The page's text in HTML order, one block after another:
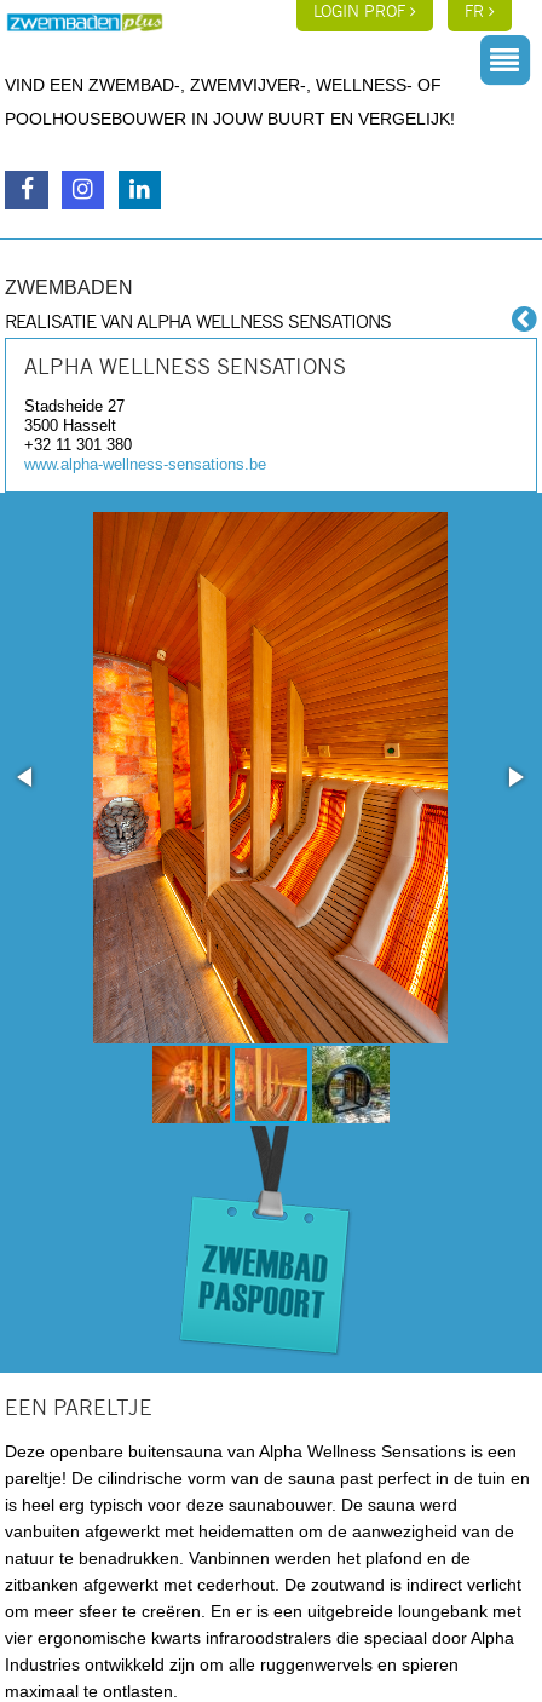
LOGIN PROF FR
VIND EEN ZWEMBAD-, ZWEMVIJVER-, WELLNESS- OF
POOLHOUSEBOUWER IN JOUW BUURT EN VERGELIJK!
ZWEMBADEN
REALISATIE VAN ALPHA WELLNESS SENSATIONS
ALPHA WELLNESS SENSATIONS
Stadsheide 27
3500 Hasselt
+32 11 301 380
www.alpha-wellness-sensations.be
EEN PARELTJE
Deze openbare buitensauna van Alpha Wellness Sensations is een
pareltje! De cilindrische vorm van de sauna past perfect in de tuin en
is heel erg typisch voor deze saunabouwer. De sauna werd
vanbuiten afgewerkt met heidematten om de aanwezigheid van de
natuur te benadrukken. Vanbinnen werden het plafond en de
zitbanken afgewerkt met cederhout. De zoutwand is indirect verlicht
om meer sfeer te creëren. En er is een uitgebreide loungebank met
vier ergonomische kwarts infraroodstralers die speciaal door Alpha
Industries ontwikkeld zijn om alle ruggenwervels en spieren
maximaal te ontlasten.